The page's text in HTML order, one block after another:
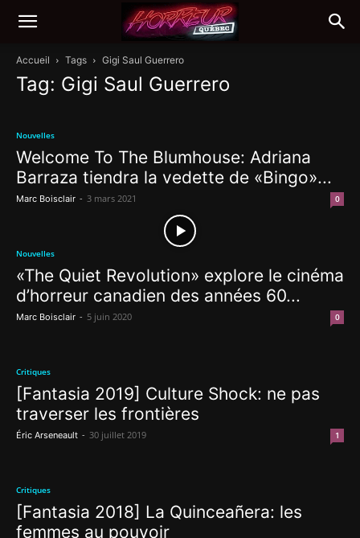
Accueil Tags Gigi Saul Guerrero
Tag: Gigi Saul Guerrero
Nouvelles
Welcome To The Blumhouse: Adriana
Barraza tiendra la vedette de «Bingo»...
Marc Boisclair - 3 mars 2021 0
Nouvelles
«The Quiet Revolution» explore le cinéma
d’horreur canadien des années 60...
Marc Boisclair - 5 juin 2020 0
Critiques
[Fantasia 2019] Culture Shock: ne pas
traverser les frontières
Éric Arseneault - 30 juillet 2019 1
Critiques
[Fantasia 2018] La Quinceañera: les
femmes au pouvoir